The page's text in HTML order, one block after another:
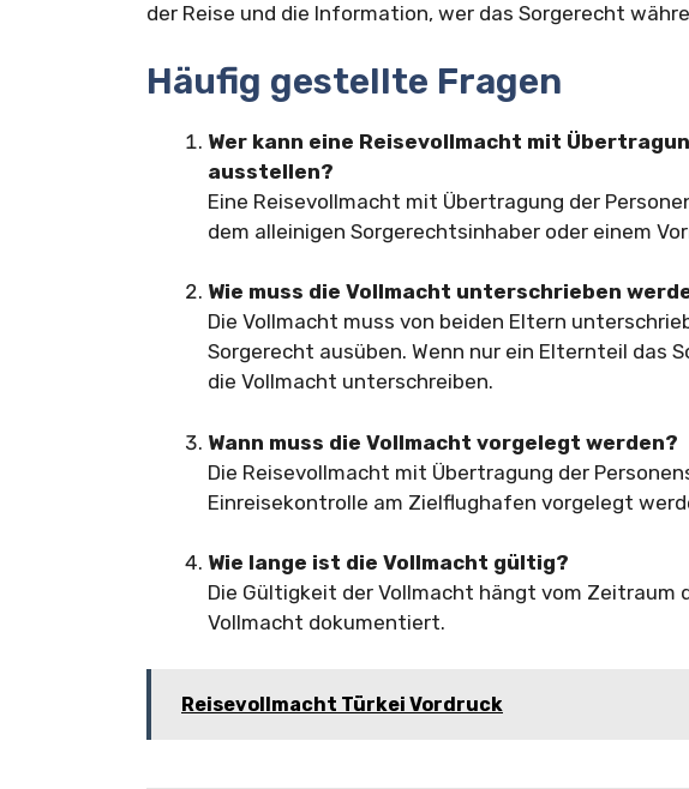
der Reise und die Information, wer das Sorgerecht
Häufig gestellte Fragen
Wer kann eine Reisevollmacht mit
ausstellen?
Eine Reisevollmacht mit Übertragung der
dem alleinigen Sorgerechtsinhaber oder einem
Wie muss die Vollmacht unterschrieben
Die Vollmacht muss von beiden Eltern
Sorgerecht ausüben. Wenn nur ein Elternteil das
die Vollmacht unterschreiben.
Wann muss die Vollmacht vorgelegt werden?
Die Reisevollmacht mit Übertragung der
Einreisekontrolle am Zielflughafen vorgelegt
Wie lange ist die Vollmacht gültig?
Die Gültigkeit der Vollmacht hängt vom Zeitraum
Vollmacht dokumentiert.
Reisevollmacht Türkei Vordruck